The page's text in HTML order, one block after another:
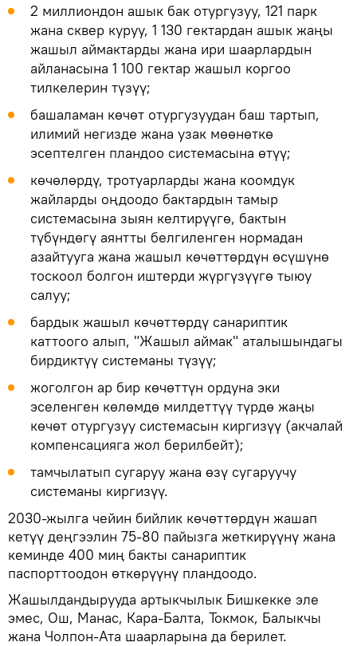
2 миллиондон ашык бак отургузуу, 121 парк
жана сквер куруу, 1 130 гектардан ашык жаңы
жашыл аймактарды жана ири шаарлардын
айланасына 1 100 гектар жашыл коргоо
тилкелерин түзүү;
башаламан көчөт отургузуудан баш тартып,
илимий негизде жана узак мөөнөткө
эсептелген пландоо системасына өтүү;
көчөлөрдү, тротуарларды жана коомдук
жайларды оңдоодо бактардын тамыр
системасына зыян келтирүүгө, бактын
түбүндөгү аянтты белгиленген нормадан
азайтууга жана жашыл көчөттөрдүн өсүшүнө
тоскоол болгон иштерди жүргүзүүгө тыюу
салуу;
бардык жашыл көчөттөрдү санариптик
каттоого алып, "Жашыл аймак" аталышындагы
бирдиктүү системаны түзүү;
жоголгон ар бир көчөттүн ордуна эки
эселенген көлөмдө милдеттүү түрдө жаңы
көчөт отургузуу системасын киргизүү (акчалай
компенсацияга жол берилбейт);
тамчылатып сугаруу жана өзү сугаруучу
системаны киргизүү.
2030-жылга чейин бийлик көчөттөрдүн жашап
кетүү деңгээлин 75-80 пайызга жеткирүүнү жана
кеминде 400 миң бакты санариптик
паспорттоодон өткөрүүнү пландоодо.
Жашылдандырууда артыкчылык Бишкекке эле
эмес, Ош, Манас, Кара-Балта, Токмок, Балыкчы
жана Чолпон-Ата шаарларына да берилет.